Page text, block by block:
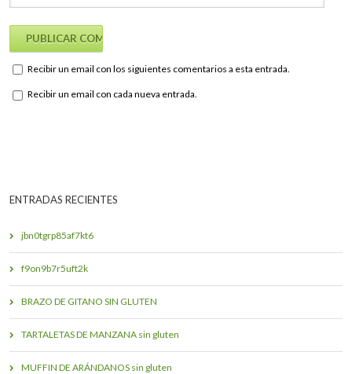
Recibir un email con los siguientes comentarios a esta entrada.
Recibir un email con cada nueva entrada.
ENTRADAS RECIENTES
jbn0tgrp85af7kt6
f9on9b7r5uft2k
BRAZO DE GITANO SIN GLUTEN
TARTALETAS DE MANZANA sin gluten
MUFFIN DE ARÁNDANOS sin gluten